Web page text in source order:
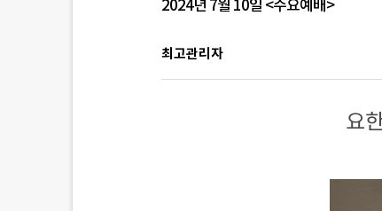
2024년 7월 10일 <수요예배>
최고관리자
요